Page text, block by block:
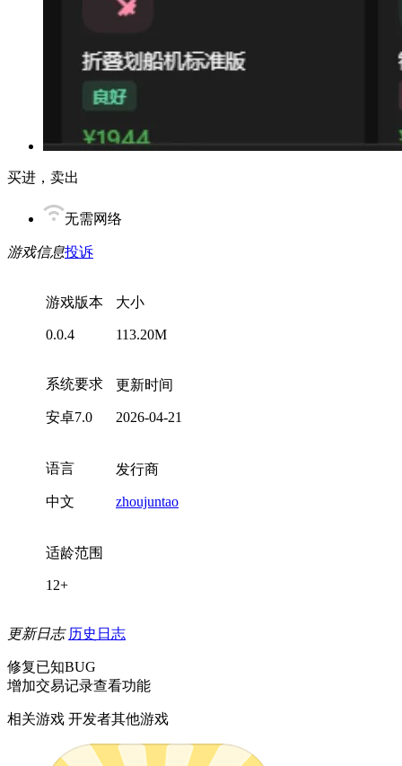
买进，卖出
无需网络
游戏信息投诉
游戏版本
0.0.4
大小
113.20M
系统要求
安卓7.0
更新时间
2026-04-21
语言
中文
发行商
zhoujuntao
适龄范围
12+
更新日志 历史日志
修复已知BUG
增加交易记录查看功能
相关游戏 开发者其他游戏